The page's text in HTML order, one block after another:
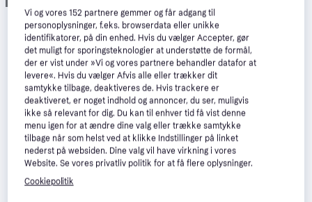
Vi og vores152 partnere gemmer og får adgang til
personoplysninger, f.eks. browserdata eller unikke
identifikatorer, på din enhed. Hvis du vælger Accepter, gør
det muligt for sporingsteknologier at understøtte de formål,
der er vist under »Vi og vores partnere behandler datafor at
levere«. Hvis du vælger Afvis alle eller trækker dit
samtykke tilbage, deaktiveres de. Hvis trackere er
deaktiveret, er noget indhold og annoncer, du ser, muligvis
ikke så relevant for dig. Du kan til enhver tid få vist denne
menu igen for at ændre dine valg eller trække samtykke
tilbage når som helst ved at klikke Indstillinger på linket
nederst på websiden. Dine valg vil have virkning i vores
Website. Se vores privatliv politik for at få flere oplysninger.
Cookiepolitik